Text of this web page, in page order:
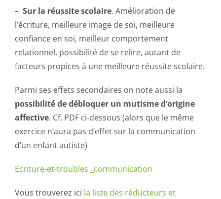
– Sur la réussite scolaire. Amélioration de
l’écriture, meilleure image de soi, meilleure
confiance en soi, meilleur comportement
relationnel, possibilité de se relire, autant de
facteurs propices à une meilleure réussite scolaire.
Parmi ses effets secondaires on note aussi la
possibilité de débloquer un mutisme d’origine
affective. Cf. PDF ci-dessous (alors que le même
exercice n’aura pas d’effet sur la communication
d’un enfant autiste)
Ecriture-et-troubles _communication
Vous trouverez ici la liste des réducteurs et